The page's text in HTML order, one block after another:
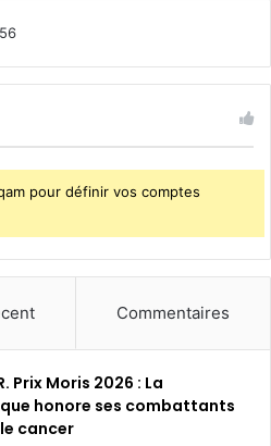
pour définir vos comptes
Commentaires
Prix Moris 2026 : La
honore ses combattants
cancer